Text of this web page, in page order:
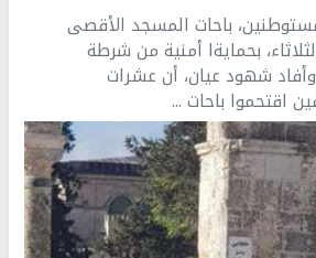
باحات المسجد الأقصى
بحمايةا أمنية من شرطة
وأفاد شهود عيان، أن عشرات
اقتحموا باحات ...